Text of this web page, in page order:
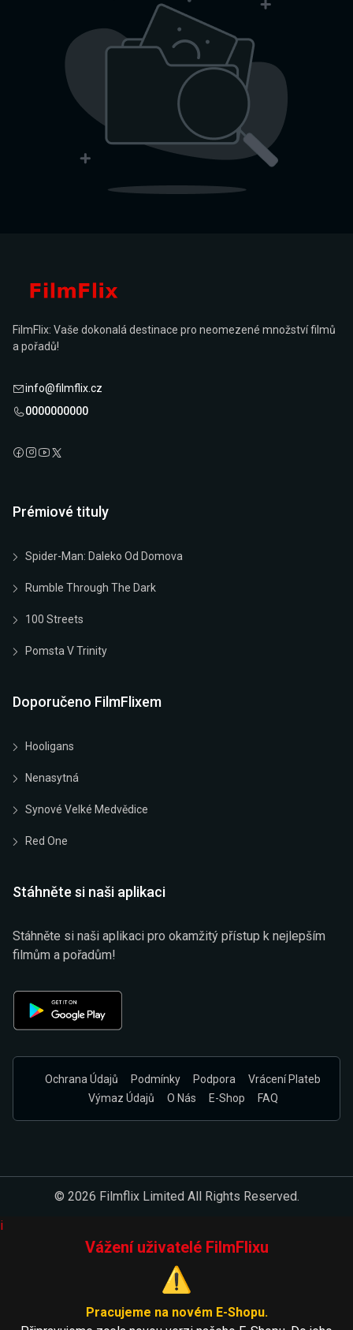
FilmFlix: Vaše dokonalá destinace pro neomezené množství filmů
a pořadů!
info@filmflix.cz
0000000000
Prémiové tituly
Spider-Man: Daleko Od Domova
Rumble Through The Dark
100 Streets
Pomsta V Trinity
Doporučeno FilmFlixem
Hooligans
Nenasytná
Synové Velké Medvědice
Red One
Stáhněte si naši aplikaci
Stáhněte si naši aplikaci pro okamžitý přístup k nejlepším
filmům a pořadům!
Ochrana Údajů Podmínky Podpora
Vrácení Plateb
Výmaz Údajů
O Nás E-Shop FAQ
© 2026 Filmflix Limited All Rights Reserved.
i
Vážení uživatelé FilmFlixu
⚠️
Pracujeme na novém E-Shopu.